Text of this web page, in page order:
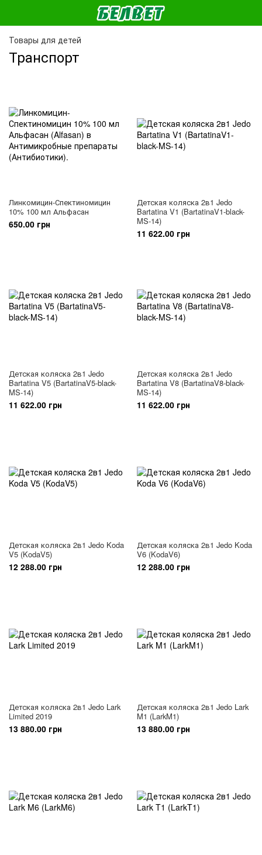
Товары для детей
Транспорт
Линкомицин-Спектиномицин
10% 100 мл Альфасан
650.00 грн
Детская коляска 2в1 Jedo
Bartatina V1 (BartatinaV1-black-
MS-14)
11 622.00 грн
Детская коляска 2в1 Jedo
Bartatina V5 (BartatinaV5-black-
MS-14)
11 622.00 грн
Детская коляска 2в1 Jedo
Bartatina V8 (BartatinaV8-black-
MS-14)
11 622.00 грн
Детская коляска 2в1 Jedo Koda
V5 (KodaV5)
12 288.00 грн
Детская коляска 2в1 Jedo Koda
V6 (KodaV6)
12 288.00 грн
Детская коляска 2в1 Jedo Lark
Limited 2019
13 880.00 грн
Детская коляска 2в1 Jedo Lark
M1 (LarkM1)
13 880.00 грн